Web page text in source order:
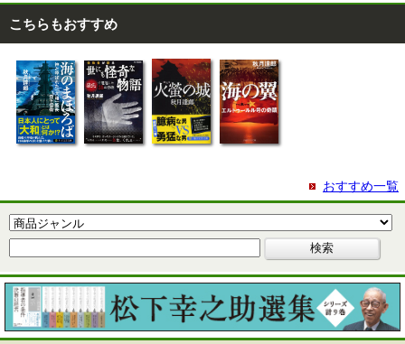
こちらもおすすめ
おすすめ一覧